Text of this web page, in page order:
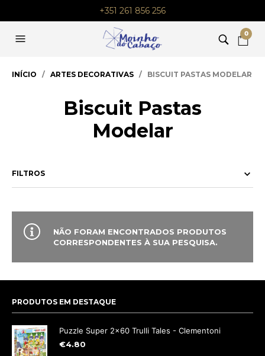
+351 261 856 256
0
INÍCIO / ARTES DECORATIVAS / BISCUIT PASTAS MODELAR
Biscuit Pastas
Modelar
FILTROS
NÃO FORAM ENCONTRADOS PRODUTOS
CORRESPONDENTES À SUA PESQUISA.
PRODUTOS EM DESTAQUE
Puzzle Super 2x60 Trulli Tales - Clementoni
€4.80